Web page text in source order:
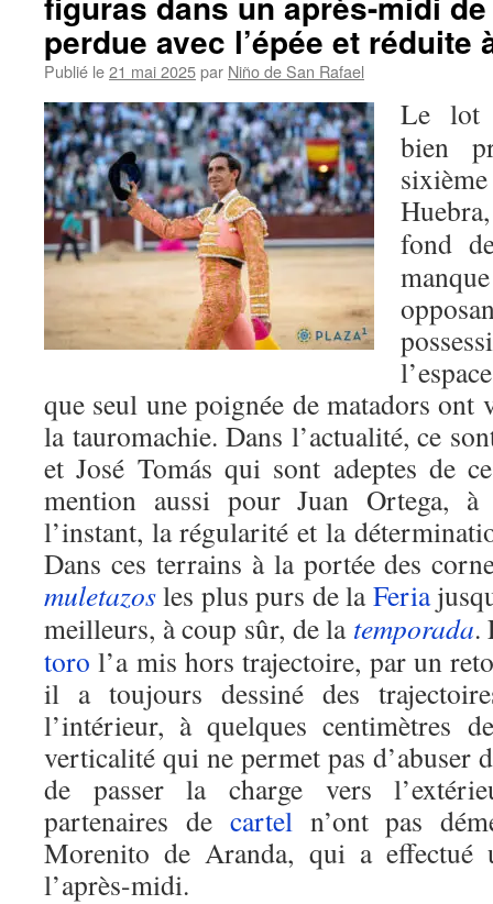
perdue avec l’épée et réduite
Publié le21 mai 2025par Niño de San Rafael
Le lot
bien
fond
que seul une poignée de matadors ont
la tauromachie. Dans l’actualité, ce
et José Tomás qui sont adeptes de
mention aussi pour Juan Ortega,
l’instant, la régularité et la
Dans ces terrains à la portée des
muletazosles plus purs de laFeria
meilleurs, à coup sûr, de la temporada.
toro l’a mis hors trajectoire, par un
il a toujours dessiné des
l’intérieur, à quelques centimètres
verticalité qui ne permet pas d’abuser
de passer la charge vers
partenaires de carteln’ont pas
Morenito de Aranda, qui a effectué
l’après-midi.